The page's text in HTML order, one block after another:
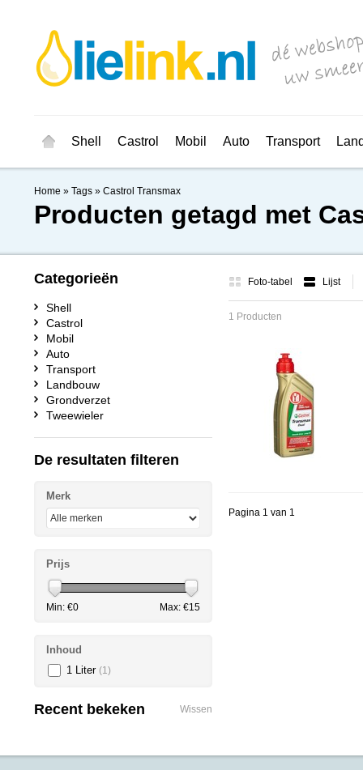
Shell Castrol Mobil Auto Transport
Home » Tags » Castrol Transmax
Producten getagd met
Foto-tabel Lijst
1 Producten
Pagina 1 van 1
Categorieën
Shell
Castrol
Mobil
Auto
Transport
Landbouw
Grondverzet
Tweewieler
De resultaten filteren
Merk
Prijs
Min: €0 Max: €15
Inhoud
1 Liter (1)
Recent bekeken Wissen